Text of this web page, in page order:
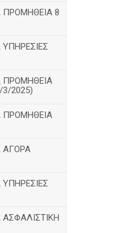
8
ΠΡΟΜΗΘΕΙΑ
2025)
ΠΡΟΜΗΘΕΙΑ
ΑΓΟΡΑ